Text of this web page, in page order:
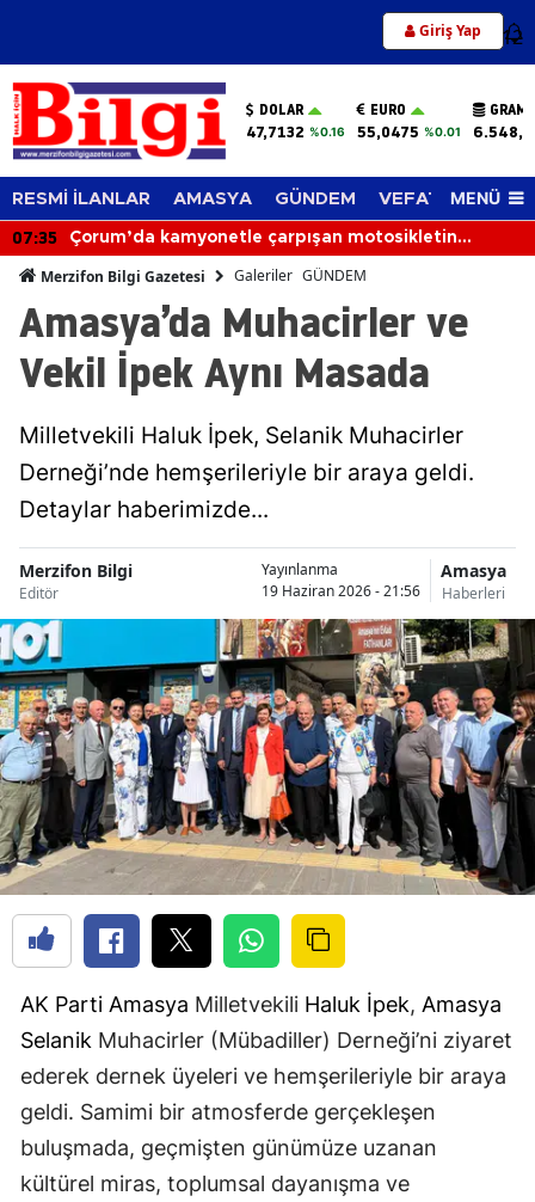
Giriş Yap 12
DOLAR
47,7132 %0.16
EURO
55,0475 %0.01
GRAM
RESMİ İLANLAR AMASYA GÜNDEM VEFAT EDENLER
MENÜ
07:35
Çorum’da kamyonetle çarpışan motosikletin
Merzifon Bilgi Gazetesi Galeriler GÜNDEM
Amasya’da Muhacirler ve
Vekil İpek Aynı Masada
Milletvekili Haluk İpek, Selanik Muhacirler
Derneği’nde hemşerileriyle bir araya geldi.
Detaylar haberimizde...
Merzifon Bilgi
Editör
Yayınlanma
19 Haziran 2026 - 21:56
Amasya
Haberleri
AK Parti Amasya Milletvekili Haluk İpek, Amasya
Selanik Muhacirler (Mübadiller) Derneği’ni ziyaret
ederek dernek üyeleri ve hemşerileriyle bir araya
geldi. Samimi bir atmosferde gerçekleşen
buluşmada, geçmişten günümüze uzanan
kültürel miras, toplumsal dayanışma ve